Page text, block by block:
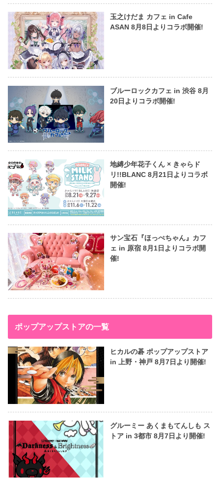
玉之けだま カフェ in Cafe
ASAN 8月8日よりコラボ開催!
ブルーロックカフェ in 渋谷 8月
20日よりコラボ開催!
地縛少年花子くん × きゃらド
リ!!BLANC 8月21日よりコラボ
開催!
サン宝石『ほっぺちゃん』カフ
ェ in 原宿 8月1日よりコラボ開
催!
ポップアップストアの一覧
ヒカルの碁 ポップアップストア
in 上野・神戸 8月7日より開催!
グルーミー あくまもてんしも ス
トア in 3都市 8月7日より開催!